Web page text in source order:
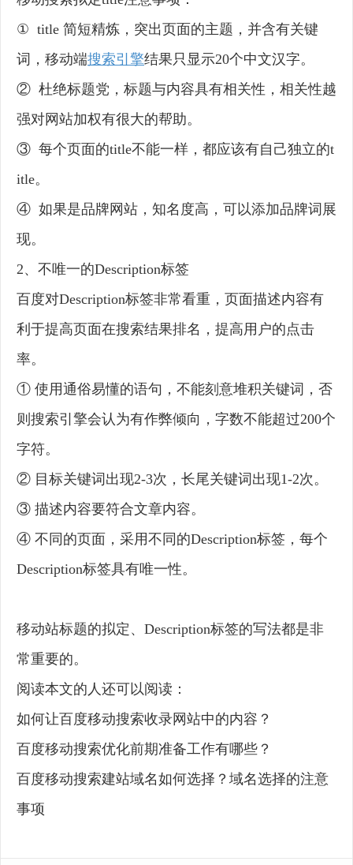
① title 简短精炼，突出页面的主题，并含有关键
词，移动端搜索引擎结果只显示20个中文汉字。
② 杜绝标题党，标题与内容具有相关性，相关性越
强对网站加权有很大的帮助。
③ 每个页面的title不能一样，都应该有自己独立的t
itle。
④ 如果是品牌网站，知名度高，可以添加品牌词展
现。
2、不唯一的Description标签
百度对Description标签非常看重，页面描述内容有
利于提高页面在搜索结果排名，提高用户的点击
率。
① 使用通俗易懂的语句，不能刻意堆积关键词，否
则搜索引擎会认为有作弊倾向，字数不能超过200个
字符。
② 目标关键词出现2-3次，长尾关键词出现1-2次。
③ 描述内容要符合文章内容。
④ 不同的页面，采用不同的Description标签，每个
Description标签具有唯一性。
移动站标题的拟定、Description标签的写法都是非
常重要的。
阅读本文的人还可以阅读：
如何让百度移动搜索收录网站中的内容？
百度移动搜索优化前期准备工作有哪些？
百度移动搜索建站域名如何选择？域名选择的注意
事项